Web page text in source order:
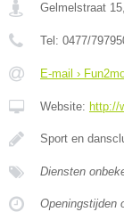
Gelmelstraat 15,
Tel: 0477/
E-mail ›
Website: http://
Sport en
Diensten
Openingstijden